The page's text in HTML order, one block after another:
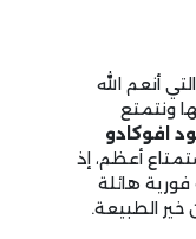
أنعم الله
ونتمتع
افوكادو
أعظم، إذ
فورية هائلة
خير الطبيعة.